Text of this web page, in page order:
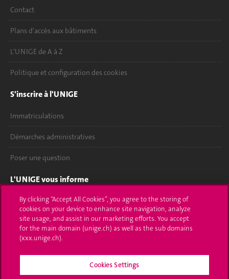
Contact
Plans d'accès aux bâtiments
L'UNIGE de A à Z
Politique et configuration des cookies
S'inscrire à l'UNIGE
Immatriculations
Démarches administratives
Poser une question
L'UNIGE vous informe
UNIGE Mobile
Médias
Offres d'emploi
By clicking “Accept All Cookies”, you agree to the storing of
cookies on your device to enhance site navigation, analyze
site usage, and assist in our marketing efforts. You accept
for the main domain (unige.ch) as well as the sub domains
(xxx.unige.ch).
Cookies Settings